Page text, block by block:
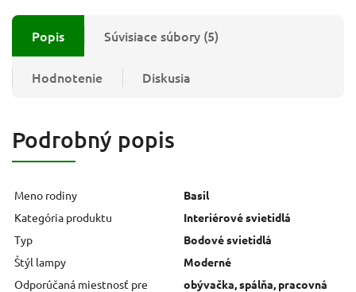
Popis Súvisiace súbory (5)
Hodnotenie Diskusia
Podrobný popis
Meno rodiny
Basil
Kategória produktu
Interiérové svietidlá
Typ
Bodové svietidlá
Štýl lampy
Moderné
Odporúčaná miestnosť pre
obývačka, spálňa, pracovná